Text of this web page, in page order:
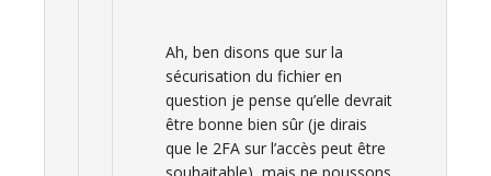
Ah, ben disons que sur la
sécurisation du fichier en
question je pense qu’elle devrait
être bonne bien sûr (je dirais
que le 2FA sur l’accès peut être